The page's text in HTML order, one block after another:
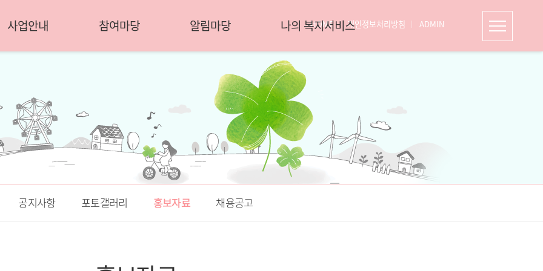
HOME 개인정보처리방침 ADMIN
사업안내 참여마당 알림마당 나의 복지서비스
공지사항 포토갤러리 홍보자료 채용공고